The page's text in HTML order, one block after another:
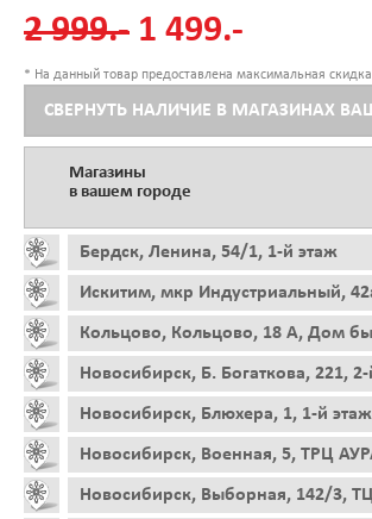
2 999.- 1 499.-
* На данный товар предоставлена максимальная
СВЕРНУТЬ НАЛИЧИЕ В МАГАЗИНАХ
Магазины
в вашем городе
Бердск, Ленина, 54/1, 1-й этаж
Искитим, мкр Индустриальный,
Кольцово, Кольцово, 18 А, Дом
Новосибирск, Б. Богаткова, 221,
Новосибирск, Блюхера, 1, 1-й этаж
Новосибирск, Военная, 5, ТРЦ
Новосибирск, Выборная, 142/3,